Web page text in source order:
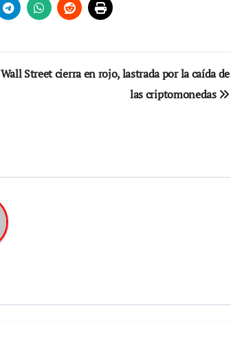
Wall Street cierra en rojo, lastrada por la caída de
las criptomonedas